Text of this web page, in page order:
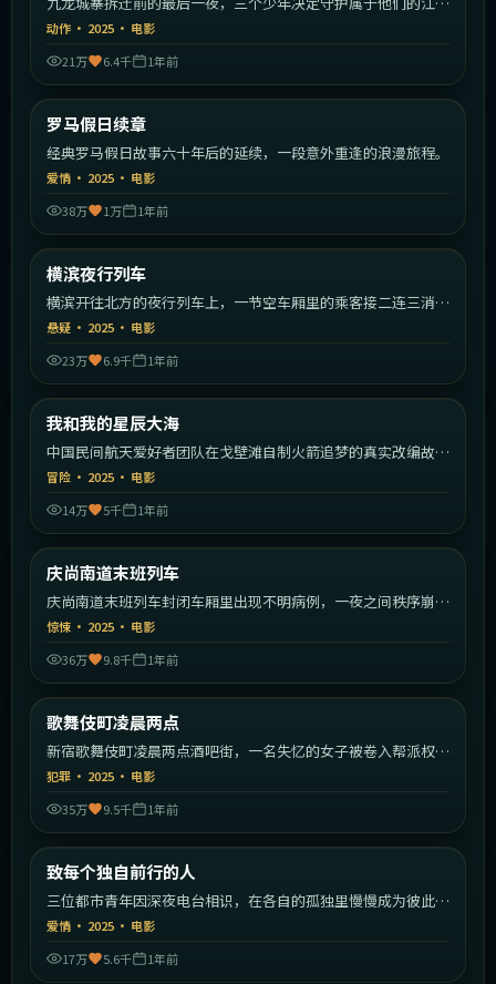
湖。
动作 · 2025 · 电影
21万
6.4千 1年前
最新
罗马假日续章
经典罗马假日故事六十年后的延续，一段意外重逢的浪漫旅程。
爱情 · 2025 · 电影
38万
1万 1年前
最新
横滨夜行列车
横滨开往北方的夜行列车上，一节空车厢里的乘客接二连三消
失。
悬疑 · 2025 · 电影
23万
6.9千 1年前
最新
我和我的星辰大海
中国民间航天爱好者团队在戈壁滩自制火箭追梦的真实改编故
事。
冒险 · 2025 · 电影
14万
5千 1年前
最新
庆尚南道末班列车
庆尚南道末班列车封闭车厢里出现不明病例，一夜之间秩序崩
塌。
惊悚 · 2025 · 电影
36万
9.8千 1年前
最新
歌舞伎町凌晨两点
新宿歌舞伎町凌晨两点酒吧街，一名失忆的女子被卷入帮派权力
斗争。
犯罪 · 2025 · 电影
35万
9.5千 1年前
最新
致每个独自前行的人
三位都市青年因深夜电台相识，在各自的孤独里慢慢成为彼此的
灯塔。
爱情 · 2025 · 电影
17万
5.6千 1年前